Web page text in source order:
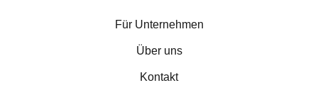
Für Unternehmen
Über uns
Kontakt